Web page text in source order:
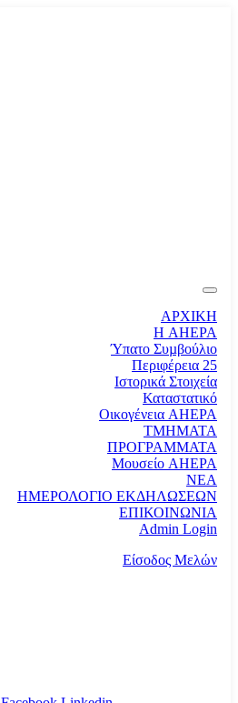
ΑΡΧΙΚΗ
Η AHEPA
Ύπατο Συµβούλιο
Περιφέρεια 25
Ιστορικά Στοιχεία
Καταστατικό
Οικογένεια AHEPA
ΤΜΗΜΑΤΑ
ΠΡΟΓΡΑΜΜΑΤΑ
Μουσείο AHEPA
ΝΕΑ
ΗΜΕΡΟΛΟΓΙΟ ΕΚΔΗΛΩΣΕΩΝ
ΕΠΙΚΟΙΝΩΝΙΑ
Admin Login
Είσοδος Μελών